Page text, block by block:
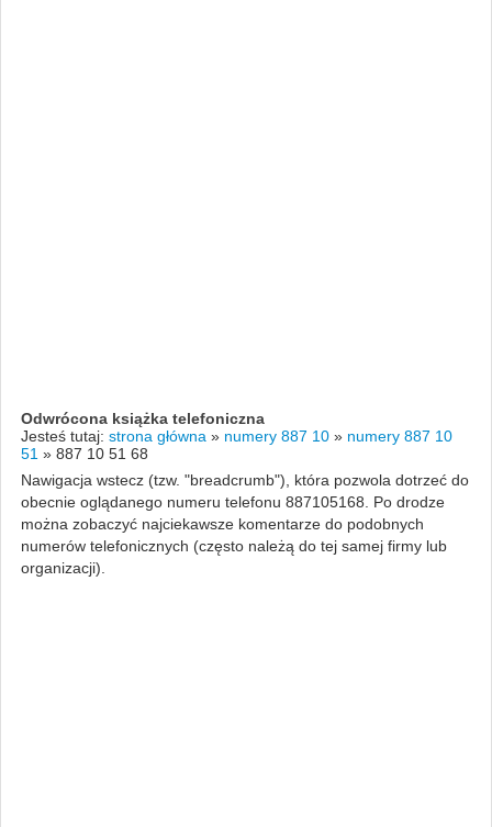
Odwrócona książka telefoniczna
Jesteś tutaj: strona główna » numery 887 10 » numery 887 10
51 » 887 10 51 68
Nawigacja wstecz (tzw. "breadcrumb"), która pozwola dotrzeć do
obecnie oglądanego numeru telefonu 887105168. Po drodze
można zobaczyć najciekawsze komentarze do podobnych
numerów telefonicznych (często należą do tej samej firmy lub
organizacji).